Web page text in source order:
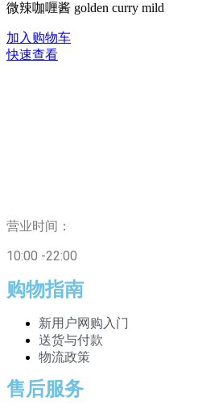
微辣咖喱酱 golden curry mild
加入购物车
快速查看
营业时间：
10:00 -22:00
购物指南
新用户网购入门
送货与付款
物流政策
售后服务